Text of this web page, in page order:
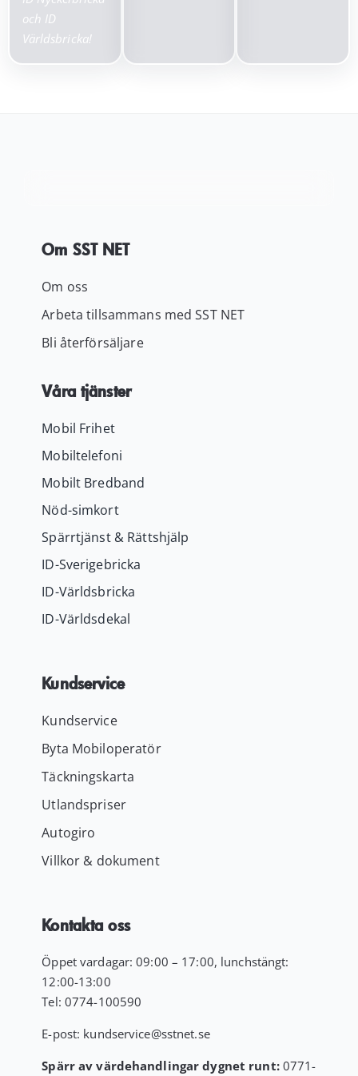
och ID
Världsbricka!
Om SST NET
Om oss
Arbeta tillsammans med SST NET
Bli återförsäljare
Våra tjänster
Mobil Frihet
Mobiltelefoni
Mobilt Bredband
Nöd-simkort
Spärrtjänst & Rättshjälp
ID-Sverigebricka
ID-Världsbricka
ID-Världsdekal
Kundservice
Kundservice
Byta Mobiloperatör
Täckningskarta
Utlandspriser
Autogiro
Villkor & dokument
Kontakta oss
Öppet vardagar: 09:00 – 17:00, lunchstängt:
12:00-13:00
Tel: 0774-100590
E-post: kundservice@sstnet.se
Spärr av värdehandlingar dygnet runt:0771-